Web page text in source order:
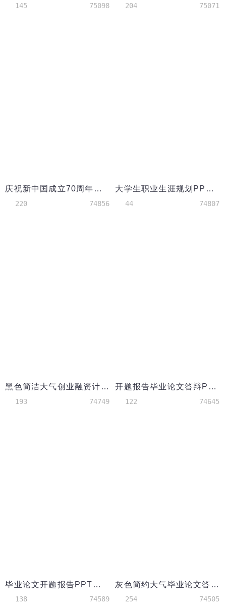
145 75098 204 75071
庆祝新中国成立70周年主题PPT模板
220 74856
大学生职业生涯规划PPT范文
44 74807
黑色简洁大气创业融资计划书PPT模板
193 74749
开题报告毕业论文答辩PPT模板
122 74645
毕业论文开题报告PPT模板
138 74589
灰色简约大气毕业论文答辩ppt模板
254 74505